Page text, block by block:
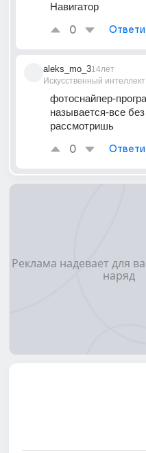
Навигатор
0
aleks_mo_3
Искусственный интеллект
14лет
фотоснайпер-
называется-все
рассмотришь
0